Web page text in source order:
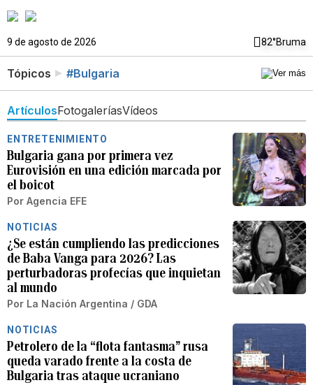
9 de agosto de 2026 82°Bruma
Tópicos #Bulgaria
ArtículosFotogaleríasVídeos
ENTRETENIMIENTO
Bulgaria gana por primera vez
Eurovisión en una edición marcada por
el boicot
Por Agencia EFE
NOTICIAS
¿Se están cumpliendo las predicciones
de Baba Vanga para 2026? Las
perturbadoras profecías que inquietan
al mundo
Por La Nación Argentina / GDA
NOTICIAS
Petrolero de la “flota fantasma” rusa
queda varado frente a la costa de
Bulgaria tras ataque ucraniano